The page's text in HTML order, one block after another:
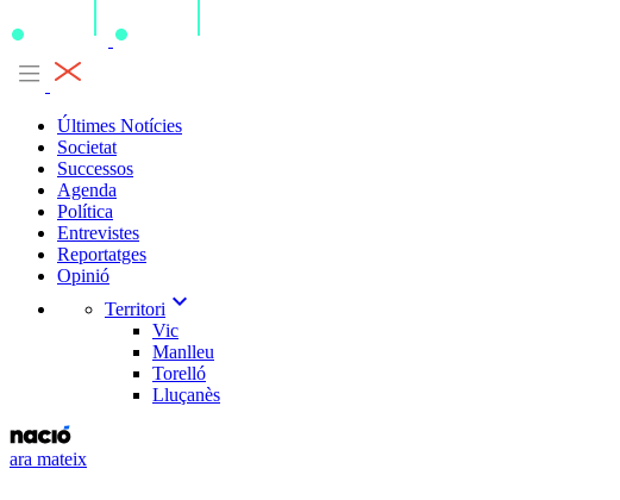
Últimes Notícies
Societat
Successos
Agenda
Política
Entrevistes
Reportatges
Opinió
Territori expand_more
Vic
Manlleu
Torelló
Lluçanès
ara mateix